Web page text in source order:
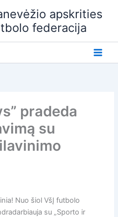
apskrities
federacija
pradeda
su
Nuo šiol VšĮ futbolo
su „Sporto ir